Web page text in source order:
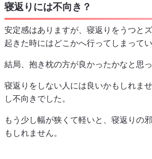
寝返りには不向き？
安定感はありますが、寝返りをうつと
起きた時にはどこかへ行ってしまってい
結局、抱き枕の方が良かったかなと思っ
寝返りをしない人には良いかもしれま
し不向きでした。
もう少し幅が狭くて軽いと、寝返りの
もしれません。